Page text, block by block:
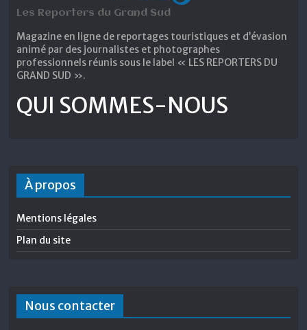
Les Reporters du Grand Sud
Magazine en ligne de reportages touristiques et d’évasion
animé par des journalistes et photographes
professionnels réunis sous le label « LES REPORTERS DU
GRAND SUD ».
QUI SOMMES-NOUS
À propos
Mentions légales
Plan du site
Nous contacter